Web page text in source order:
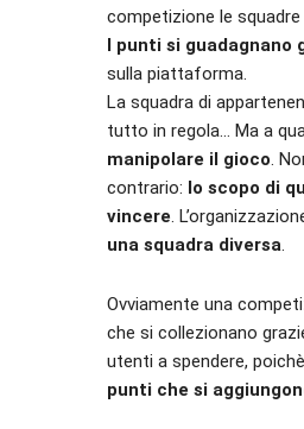
competizione le
I punti si guadagnano
sulla piattaforma.
La squadra di
tutto in regola… Ma a
manipolare il gioco.
contrario: lo scopo di
vincere.
una squadra diversa.
Ovviamente una
che si collezionano
utenti a spendere,
punti che si